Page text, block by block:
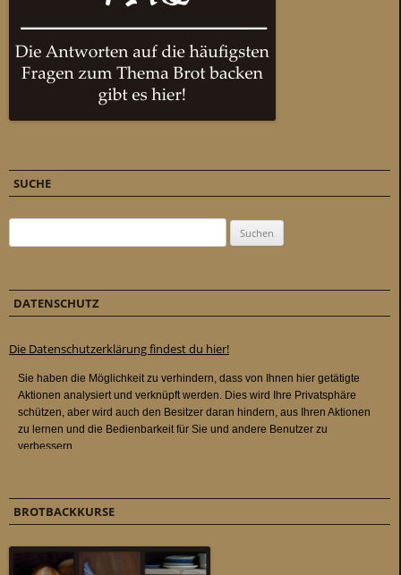
SUCHE
DATENSCHUTZ
Die Datenschutzerklärung findest du hier!
BROTBACKKURSE